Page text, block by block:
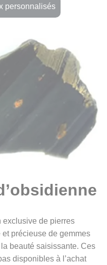
personnalisés
exclusive de pierres
précieuse de gemmes
beauté saisissante. Ces
disponibles à l’achat